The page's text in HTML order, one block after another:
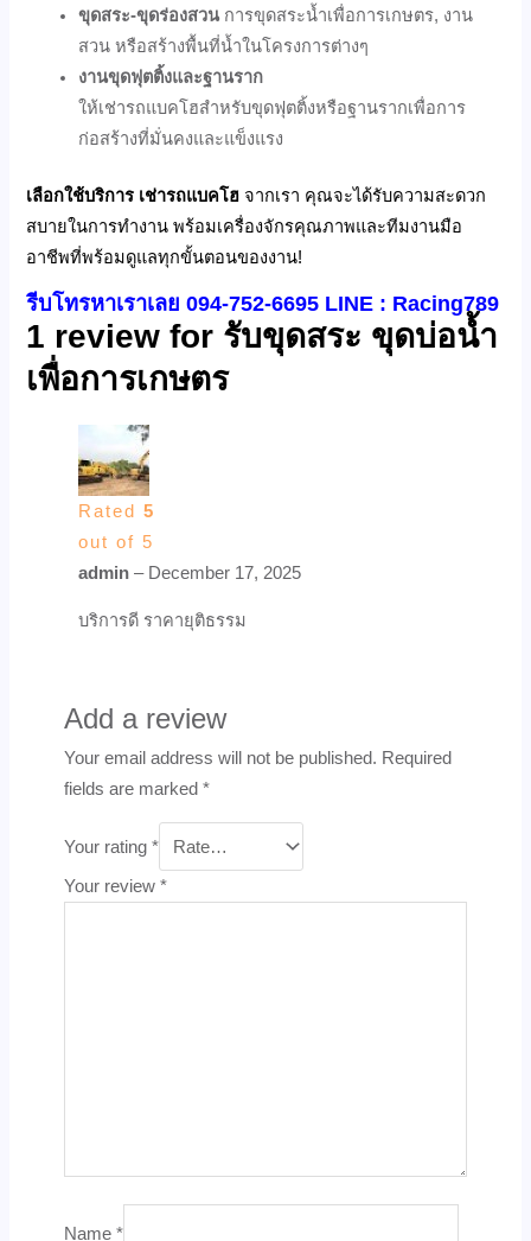
ขุดสระ-ขุดร่องสวน การขุดสระน้ำเพื่อการเกษตร, งาน
สวน หรือสร้างพื้นที่น้ำในโครงการต่างๆ
งานขุดฟุตติ้งและฐานราก
ให้เช่ารถแบคโฮสำหรับขุดฟุตติ้งหรือฐานรากเพื่อการ
ก่อสร้างที่มั่นคงและแข็งแรง
เลือกใช้บริการ เช่ารถแบคโฮ จากเรา คุณจะได้รับความสะดวก
สบายในการทำงาน พร้อมเครื่องจักรคุณภาพและทีมงานมือ
อาชีพที่พร้อมดูแลทุกขั้นตอนของงาน!
รีบโทรหาเราเลย 094-752-6695 LINE : Racing789
1 review for รับขุดสระ ขุดบ่อน้ำ
เพื่อการเกษตร
Rated5
out of 5
admin– December 17, 2025
บริการดี ราคายุติธรรม
Add a review
Your email address will not be published. Required
fields are marked *
Your rating *
Your review *
Name *